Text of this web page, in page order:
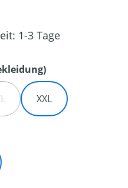
1-3 Tage
auswählen
VERFÜGBAR.)
NICHT VERFÜGBAR.)
IST ZURZEIT NICHT
(DIESE OPTION IST ZURZEIT
XXL